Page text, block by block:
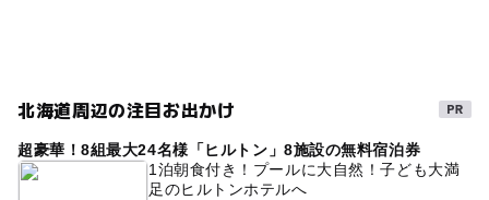
北海道周辺の注目お出かけ
超豪華！8組最大24名様「ヒルトン」8施設の無料宿泊券
1泊朝食付き！プールに大自然！子ども大満
足のヒルトンホテルへ